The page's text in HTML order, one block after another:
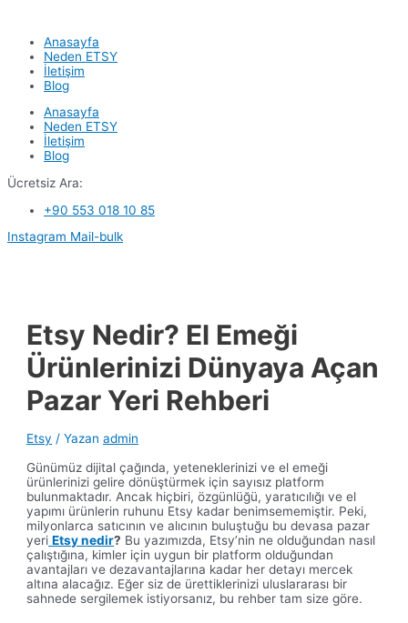
Anasayfa
Neden ETSY
İletişim
Blog
Anasayfa
Neden ETSY
İletişim
Blog
Ücretsiz Ara:
+90 553 018 10 85
Instagram Mail-bulk
Etsy Nedir? El Emeği
Ürünlerinizi Dünyaya Açan
Pazar Yeri Rehberi
Etsy / Yazan admin
Günümüz dijital çağında, yeteneklerinizi ve el emeği
ürünlerinizi gelire dönüştürmek için sayısız platform
bulunmaktadır. Ancak hiçbiri, özgünlüğü, yaratıcılığı ve el
yapımı ürünlerin ruhunu Etsy kadar benimsememiştir. Peki,
milyonlarca satıcının ve alıcının buluştuğu bu devasa pazar
yeri Etsy nedir? Bu yazımızda, Etsy’nin ne olduğundan nasıl
çalıştığına, kimler için uygun bir platform olduğundan
avantajları ve dezavantajlarına kadar her detayı mercek
altına alacağız. Eğer siz de ürettiklerinizi uluslararası bir
sahnede sergilemek istiyorsanız, bu rehber tam size göre.